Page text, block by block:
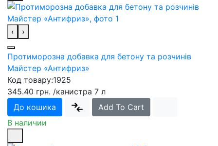
‹ ›
Протиморозна добавка для бетону та розчинів
Майстер «Антифриз»
Код товару:1925
345.40 грн. /канистра 7 л
До кошика
Add To Cart
В наличии